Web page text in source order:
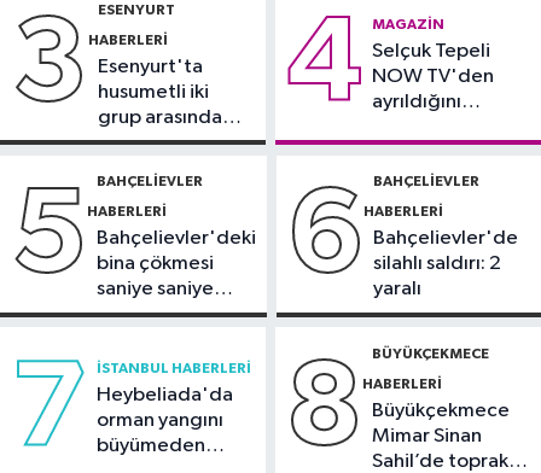
listesi İzmitlileri kızdırdı
içinden yürüyerek geçiyorlar
3 ESENYURT
HABERLERI
Esenyurt'ta
husumetli iki
grup arasında
silahlı kavga
4 MAGAZIN
Selçuk Tepeli
NOW TV'den
ayrıldığını
5 BAHÇELIEVLER
HABERLERI
Bahçelievler'deki
bina çökmesi
saniye saniye
görüntülendi
6 BAHÇELIEVLER
HABERLERI
Bahçelievler'de
silahlı saldırı: 2
yaralı
7 İSTANBUL HABERLERI
Heybeliada'da
orman yangını
büyümeden
8 BÜYÜKÇEKMECE
HABERLERI
Büyükçekmece
Mimar Sinan
Sahil’de toprak